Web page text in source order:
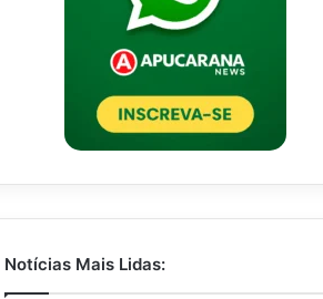
Notícias Mais Lidas: